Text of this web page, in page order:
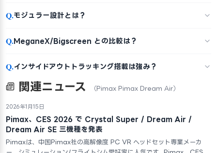
Q.モジュラー設計とは？
Q.MeganeX/Bigscreen との比較は？
Q.インサイドアウトトラッキング搭載は強み？
関連ニュース （Pimax Pimax Dream Air）
2026年1月15日
Pimax、CES 2026 で Crystal Super / Dream Air /
Dream Air SE 三機種を発表
Pimaxは、中国Pimax社の高解像度 PC VR ヘッドセット専業メーカ